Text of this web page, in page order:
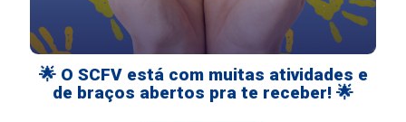
🌟 O SCFV está com muitas atividades e
de braços abertos pra te receber! 🌟